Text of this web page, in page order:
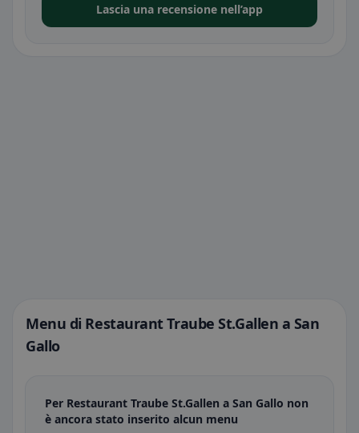
Lascia una recensione nell’app
Menu di Restaurant Traube St.Gallen a San
Gallo
Per Restaurant Traube St.Gallen a San Gallo non
è ancora stato inserito alcun menu